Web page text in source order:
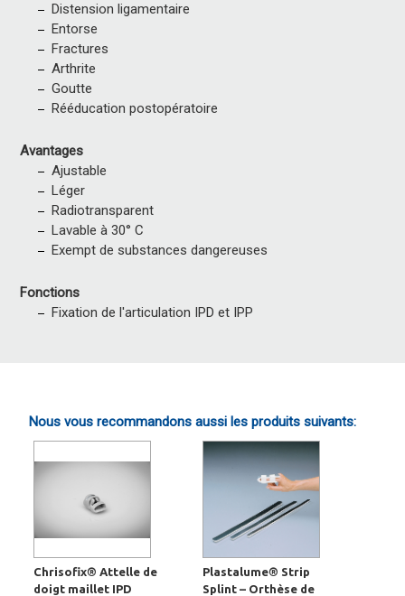
Distension ligamentaire
Entorse
Fractures
Arthrite
Goutte
Rééducation postopératoire
Avantages
Ajustable
Léger
Radiotransparent
Lavable à 30° C
Exempt de substances dangereuses
Fonctions
Fixation de l'articulation IPD et IPP
Nous vous recommandons aussi les produits suivants:
Chrisofix® Attelle de
doigt maillet IPD
Plastalume® Strip
Splint – Orthèse de